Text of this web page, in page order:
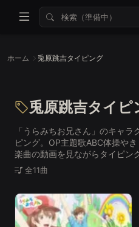
ホーム 兎原跳吉タイピング
兎原跳吉タイピ
「うらみちお兄さん」のキャ
ピング。OP主題歌ABC体操や
楽曲の動画を見ながらタイピン
全11曲